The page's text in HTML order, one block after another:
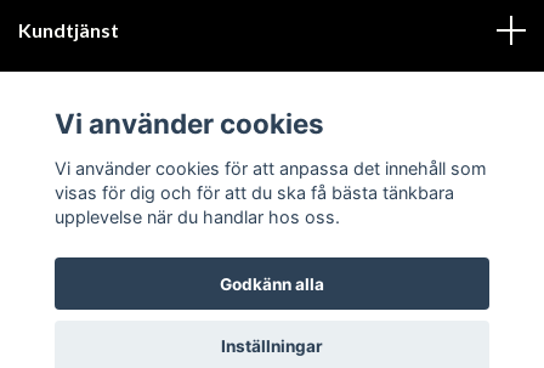
Kundtjänst
Sociala medier
© 2026 GIK Racing AB
Vi använder cookies
Vi använder cookies för att anpassa det innehåll som
visas för dig och för att du ska få bästa tänkbara
upplevelse när du handlar hos oss.
Godkänn alla
Inställningar